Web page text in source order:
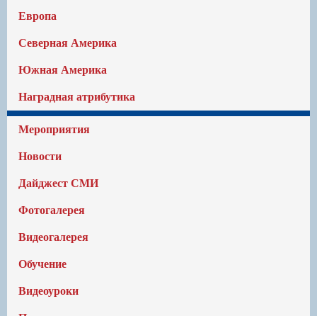
Европа
Северная Америка
Южная Америка
Наградная атрибутика
Мероприятия
Новости
Дайджест СМИ
Фотогалерея
Видеогалерея
Обучение
Видеоуроки